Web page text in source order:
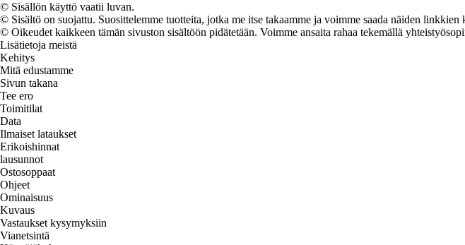
© Sisällön käyttö vaatii luvan.
© Sisältö on suojattu. Suosittelemme tuotteita, jotka me itse takaamme ja voimme saada näiden linkkien
© Oikeudet kaikkeen tämän sivuston sisältöön pidätetään. Voimme ansaita rahaa tekemällä
Lisätietoja meistä
Kehitys
Mitä edustamme
Sivun takana
Tee ero
Toimitilat
Data
Ilmaiset lataukset
Erikoishinnat
lausunnot
Ostosoppaat
Ohjeet
Ominaisuus
Kuvaus
Vastaukset kysymyksiin
Vianetsintä